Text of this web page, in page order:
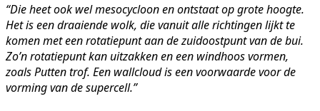
“Die heet ook wel mesocycloon en ontstaat op grote hoogte.
Het is een draaiende wolk, die vanuit alle richtingen lijkt te
komen met een rotatiepunt aan de zuidoostpunt van de bui.
Zo’n rotatiepunt kan uitzakken en een windhoos vormen,
zoals Putten trof. Een wallcloud is een voorwaarde voor de
vorming van de supercell.”